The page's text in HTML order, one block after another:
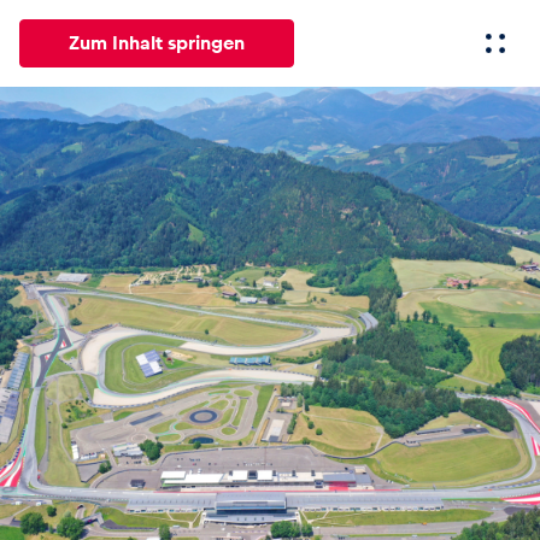
Zum Inhalt springen
Alle News Events Erlebnisse Seiten
News
Alle anzeigen
Events
Alle anzeigen